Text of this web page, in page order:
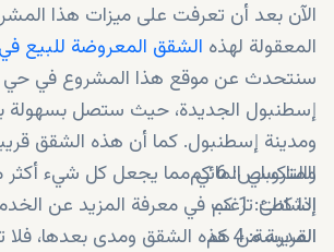
الآن بعد أن تعرفت على ميزات هذا
المعقولة لهذه الشقق المعروضة للبيع
سنتحدث عن موقع هذا المشروع في
إسطنبول الجديدة، حيث ستصل بسهولة
ومدينة إسطنبول. كما أن هذه الشقق
والتاكسي المائي مما يجعل كل شيء أكثر
إذا كنت ترغب في معرفة المزيد عن
القريبة من هذه الشقق ومدى بعدها، فلا
المتروباص: 6 كم
الشاطئ: 1 كم
المدرسة: 4 كم